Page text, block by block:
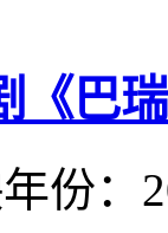
《巴
年份：